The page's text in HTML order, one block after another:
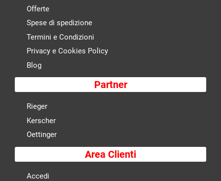
Offerte
Spese di spedizione
Termini e Condizioni
Privacy e Cookies Policy
Blog
Partner
Rieger
Kerscher
Oettinger
Area Clienti
Accedi